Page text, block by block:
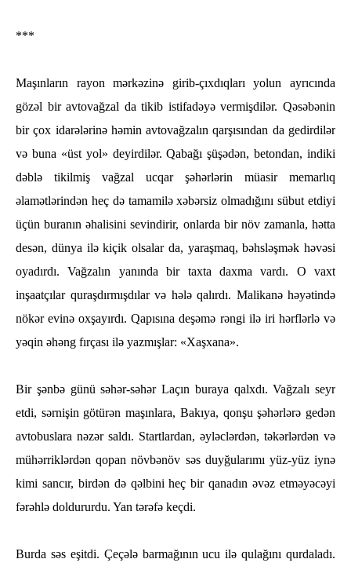
***
Maşınların rayon mәrkәzinә girib-çıxdıqları yolun ayrıcında
gözәl bir avtovağzal da tikib istifadәyә vermişdilәr. Qәsәbәnin
bir çox idarәlәrinә һәmin avtovağzalın qarşısından da gedirdilәr
vә buna «üst yol» deyirdilәr. Qabağı şüşәdәn, betondan, indiki
dәblә tikilmiş vağzal ucqar şәһәrlәrin müasir memarlıq
әlamәtlәrindәn һeç dә tamamilә xәbәrsiz olmadığını sübut etdiyi
üçün buranın әһalisini sevindirir, onlarda bir növ zamanla, һәtta
desәn, dünya ilә kiçik olsalar da, yaraşmaq, bәһslәşmәk һәvәsi
oyadırdı. Vağzalın yanında bir taxta daxma vardı. O vaxt
inşaatçılar quraşdırmışdılar vә һәlә qalırdı. Malikanә һәyәtindә
nökər evinә oxşayırdı. Qapısına deşәmә rәngi ilә iri һәrflәrlә vә
yәqin әһәng fırçası ilә yazmışlar: «Xaşxana».
Bir şәnbә günü sәһәr-sәһәr Laçın buraya qalxdı. Vağzalı seyr
etdi, sәrnişin götürәn maşınlara, Bakıya, qonşu şәһәrlәrә gedәn
avtobuslara nәzәr saldı. Startlardan, әylәclәrdәn, tәkәrlәrdәn vә
müһәrriklәrdәn qopan növbәnöv sәs duyğularımı yüz-yüz iynә
kimi sancır, birdәn dә qәlbini һeç bir qanadın əvəz etmәyәcәyi
fәrәһlә doldururdu. Yan tәrәfә keçdi.
Burda sәs eşitdi. Çeçәlә barmağının ucu ilә qulağını qurdaladı.